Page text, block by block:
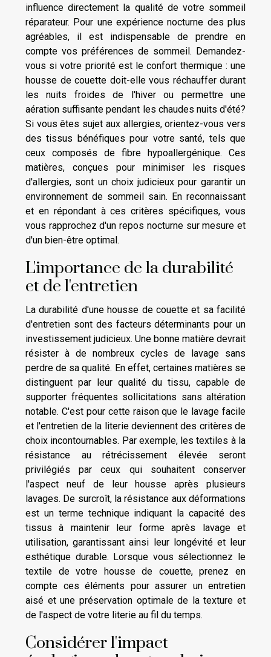
influence directement la qualité de votre sommeil
réparateur. Pour une expérience nocturne des plus
agréables, il est indispensable de prendre en
compte vos préférences de sommeil. Demandez-
vous si votre priorité est le confort thermique : une
housse de couette doit-elle vous réchauffer durant
les nuits froides de l'hiver ou permettre une
aération suffisante pendant les chaudes nuits d'été?
Si vous êtes sujet aux allergies, orientez-vous vers
des tissus bénéfiques pour votre santé, tels que
ceux composés de fibre hypoallergénique. Ces
matières, conçues pour minimiser les risques
d'allergies, sont un choix judicieux pour garantir un
environnement de sommeil sain. En reconnaissant
et en répondant à ces critères spécifiques, vous
vous rapprochez d'un repos nocturne sur mesure et
d'un bien-être optimal.
L'importance de la durabilité
et de l'entretien
La durabilité d'une housse de couette et sa facilité
d'entretien sont des facteurs déterminants pour un
investissement judicieux. Une bonne matière devrait
résister à de nombreux cycles de lavage sans
perdre de sa qualité. En effet, certaines matières se
distinguent par leur qualité du tissu, capable de
supporter fréquentes sollicitations sans altération
notable. C'est pour cette raison que le lavage facile
et l'entretien de la literie deviennent des critères de
choix incontournables. Par exemple, les textiles à la
résistance au rétrécissement élevée seront
privilégiés par ceux qui souhaitent conserver
l'aspect neuf de leur housse après plusieurs
lavages. De surcroît, la résistance aux déformations
est un terme technique indiquant la capacité des
tissus à maintenir leur forme après lavage et
utilisation, garantissant ainsi leur longévité et leur
esthétique durable. Lorsque vous sélectionnez le
textile de votre housse de couette, prenez en
compte ces éléments pour assurer un entretien
aisé et une préservation optimale de la texture et
de l'aspect de votre literie au fil du temps.
Considérer l'impact